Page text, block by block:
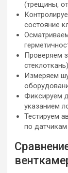
(трещины,
состояние
Проверяем
Измеряем
Фиксируем
указанием
Тестируем
по